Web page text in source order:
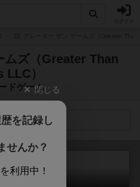
ムズ（Greater Than
LLC）
ドゲーム
ニュー
閉じる
を記録し
せんか？
利用中！